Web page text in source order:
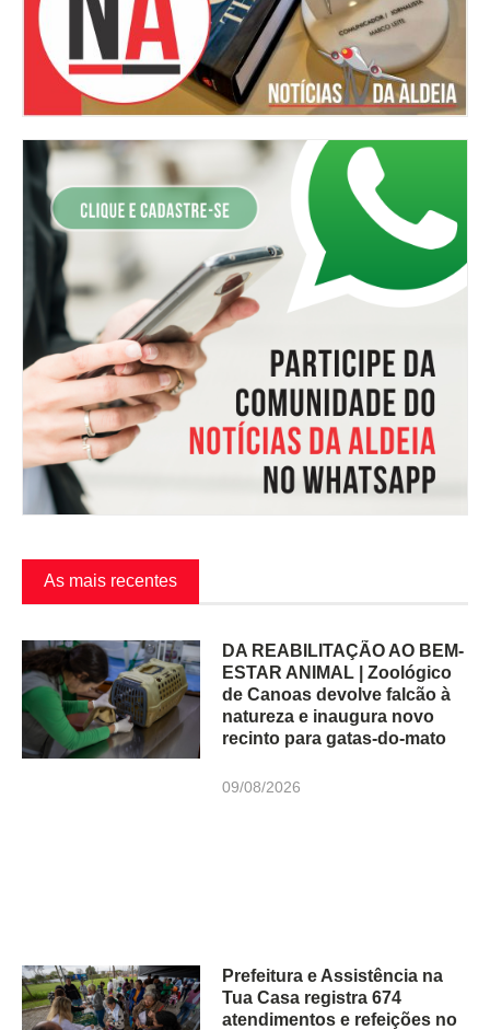
As mais recentes
DA REABILITAÇÃO AO BEM-
ESTAR ANIMAL | Zoológico
de Canoas devolve falcão à
natureza e inaugura novo
recinto para gatas-do-mato
09/08/2026
Prefeitura e Assistência na
Tua Casa registra 674
atendimentos e refeições no